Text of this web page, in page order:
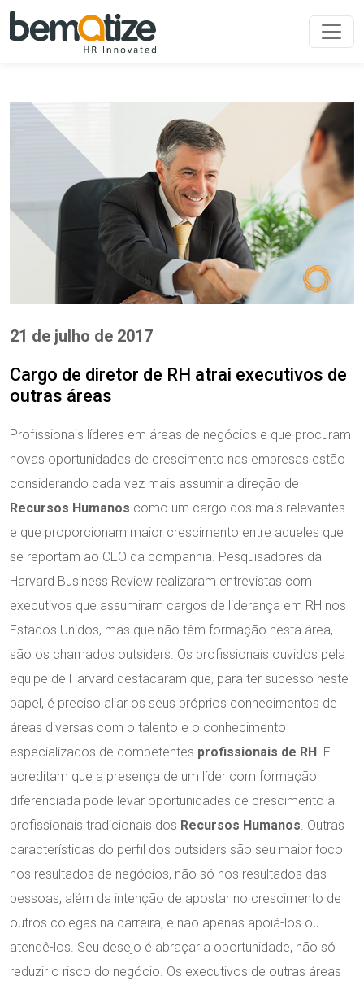
21 de julho de 2017
Cargo de diretor de RH atrai executivos de
outras áreas
Profissionais líderes em áreas de negócios e que procuram
novas oportunidades de crescimento nas empresas estão
considerando cada vez mais assumir a direção de
Recursos Humanos como um cargo dos mais relevantes
e que proporcionam maior crescimento entre aqueles que
se reportam ao CEO da companhia. Pesquisadores da
Harvard Business Review realizaram entrevistas com
executivos que assumiram cargos de liderança em RH nos
Estados Unidos, mas que não têm formação nesta área,
são os chamados outsiders. Os profissionais ouvidos pela
equipe de Harvard destacaram que, para ter sucesso neste
papel, é preciso aliar os seus próprios conhecimentos de
áreas diversas com o talento e o conhecimento
especializados de competentes profissionais de RH . E
acreditam que a presença de um líder com formação
diferenciada pode levar oportunidades de crescimento a
profissionais tradicionais dos Recursos Humanos. Outras
características do perfil dos outsiders são seu maior foco
nos resultados de negócios, não só nos resultados das
pessoas; além da intenção de apostar no crescimento de
outros colegas na carreira, e não apenas apoiá-los ou
atendê-los. Seu desejo é abraçar a oportunidade, não só
reduzir o risco do negócio. Os executivos de outras áreas